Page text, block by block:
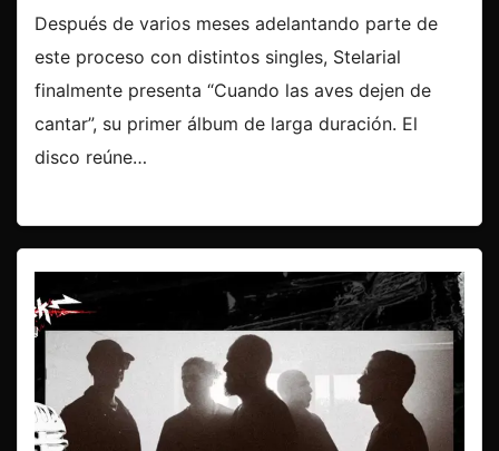
Después de varios meses adelantando parte de
este proceso con distintos singles, Stelarial
finalmente presenta “Cuando las aves dejen de
cantar”, su primer álbum de larga duración. El
disco reúne…